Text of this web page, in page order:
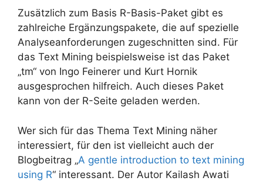
Zusätzlich zum Basis R-Basis-Paket gibt es
zahlreiche Ergänzungspakete, die auf spezielle
Analyseanforderungen zugeschnitten sind. Für
das Text Mining beispielsweise ist das Paket
„tm“ von Ingo Feinerer und Kurt Hornik
ausgesprochen hilfreich. Auch dieses Paket
kann von der R-Seite geladen werden.
Wer sich für das Thema Text Mining näher
interessiert, für den ist vielleicht auch der
Blogbeitrag „A gentle introduction to text mining
using R“ interessant. Der Autor Kailash Awati